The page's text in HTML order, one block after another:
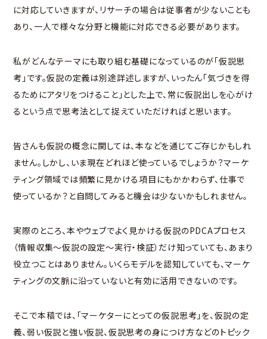
に対応していきますが、リサーチの場合は従事者が少ないことも
あり、一人で様々な分野と機能に対応できる必要があります。
私がどんなテーマにも取り組む基礎になっているのが「仮説思
考」です。仮説の定義は別途詳述しますが、いったん「気づきを得
るためにアタリをつけること」とした上で、常に仮説出しを心がけ
るという点で思考法として捉えていただければと思います。
皆さんも仮説の概念に関しては、本などを通じてご存じかもしれ
ません。しかし、いま現在どれほど使っているでしょうか？マーケ
ティング領域では頻繁に見かける項目にもかかわらず、仕事で
使っているか？と自問してみると機会は少ないかもしれません。
実際のところ、本やウェブでよく見かける仮説のPDCAプロセス
（情報収集～仮説の設定～実行・検証）だけ知っていても、あまり
役立つことはありません。いくらモデルを認知していても、マーケ
ティングの文脈に沿っていないと有効に活用できないのです。
そこで本稿では、「マーケターにとっての仮説思考」を、仮説の定
義、弱い仮説と強い仮説、仮説思考の身につけ方などのトピック